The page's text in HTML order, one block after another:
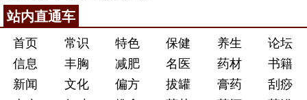
站内直通车
首页 常识 特色 保健 养生
论坛
信息
丰胸 减肥 名医 药材
书籍
新闻
文化 偏方 拔罐 膏药
刮痧